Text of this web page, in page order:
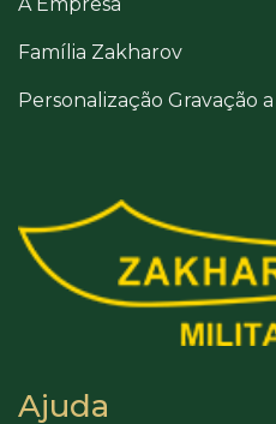
Família Zakharov
Personalização Gravação
Ajuda